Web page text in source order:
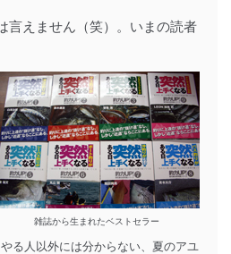
えません（笑）。いまの読者
雑誌から生まれたベストセラー
る人以外には分からない、夏のアユ